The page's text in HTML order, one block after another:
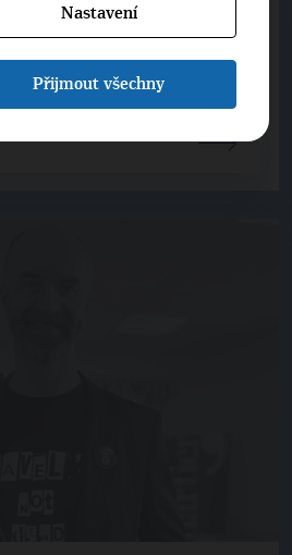
letitou ostudu vůči našim
ve svých ústavních
konferenci před začá...
Nastavení
Přijmout všechny